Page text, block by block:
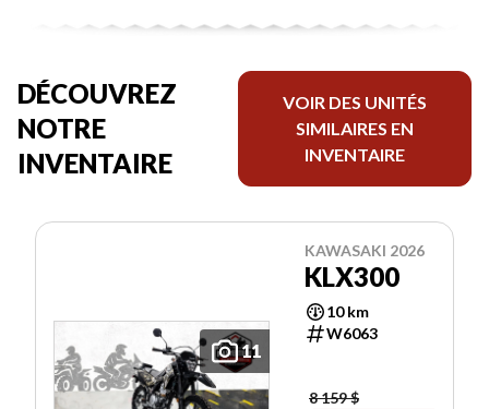
DÉCOUVREZ
NOTRE
INVENTAIRE
VOIR DES UNITÉS
SIMILAIRES EN
INVENTAIRE
11
KAWASAKI 2026
KLX300
10 km
W6063
8 159 $